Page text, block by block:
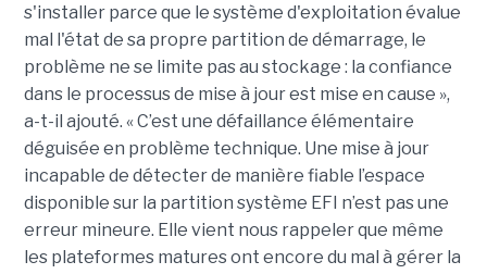
s'installer parce que le système d'exploitation évalue
mal l'état de sa propre partition de démarrage, le
problème ne se limite pas au stockage : la confiance
dans le processus de mise à jour est mise en cause »,
a-t-il ajouté. « C’est une défaillance élémentaire
déguisée en problème technique. Une mise à jour
incapable de détecter de manière fiable l’espace
disponible sur la partition système EFI n’est pas une
erreur mineure. Elle vient nous rappeler que même
les plateformes matures ont encore du mal à gérer la